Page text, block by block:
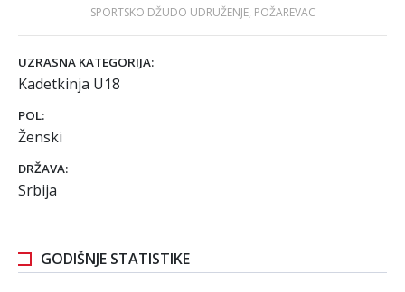
SPORTSKO DŽUDO UDRUŽENJE, POŽAREVAC
UZRASNA KATEGORIJA:
Kadetkinja U18
POL:
Ženski
DRŽAVA:
Srbija
GODIŠNJE STATISTIKE